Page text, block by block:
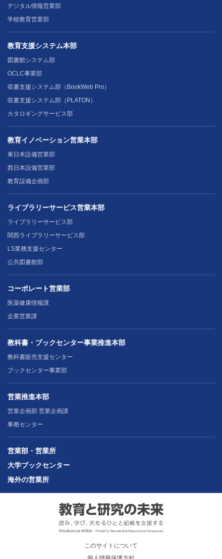
デジタル情報営業部
学校教育営業部
教育支援システム本部
図書館システム部
OCLC事業部
収書支援システム部（BookWeb Pro）
収書支援システム部（PLATON）
カタロギングサービス部
教育イノベーション営業本部
東日本設備営業部
西日本設備営業部
教育設備企画部
ライブラリーサービス営業本部
ライブラリーサービス部
関西ライブラリーサービス部
LS業務支援センター
公共図書館部
コーポレート営業部
医薬健康情報課
企業営業課
教科書・ブックセンター事業推進本部
教科書販売支援センター
ブックセンター事業部
営業推進本部
営業企画部 営業企画課
事務センター
営業部・営業所
大学ブックセンター
海外の営業所
このサイトについて